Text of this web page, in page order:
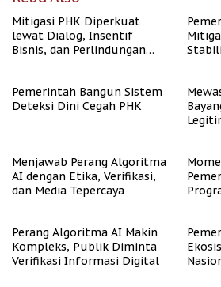
Mitigasi PHK Diperkuat
lewat Dialog, Insentif
Bisnis, dan Perlindungan
Pemerintah Bangun Sistem
Deteksi Dini Cegah PHK
Menjawab Perang Algoritma
AI dengan Etika, Verifikasi,
dan Media Tepercaya
Perang Algoritma AI Makin
Kompleks, Publik Diminta
Verifikasi Informasi Digital